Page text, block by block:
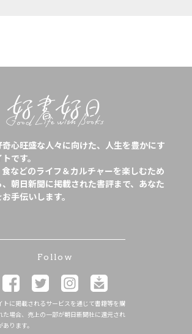
心旺盛な人々に向けた、人生を豊かにす
です。
などのライフ＆カルチャーを楽しむため
朝日新聞に掲載された書評まで、あなた
手伝いします。
Follow
トに掲載されるサービスを通じて書籍等を購
た場合、売上の一部が朝日新聞社に還元され
あります。